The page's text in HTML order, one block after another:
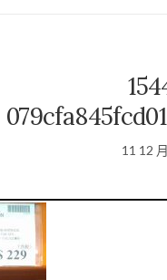
11 12